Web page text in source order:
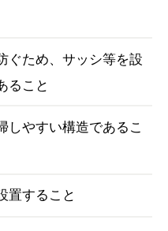
ため、サッシ等を設
ること
しやすい構造であるこ
置すること